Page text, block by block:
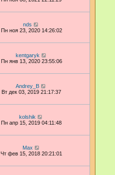
nds
Пн ноя 23, 2020 14:26:02
kentgaryk
Пн янв 13, 2020 23:55:06
Andrey_B
Вт дек 03, 2019 21:17:37
kolshik
Пн апр 15, 2019 04:11:48
Max
Чт фев 15, 2018 20:21:01